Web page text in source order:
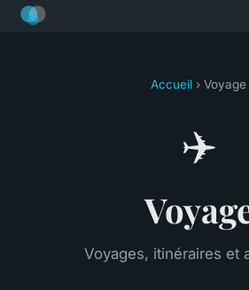
Accueil › Voyage
✈️
Voyages, itinéraires et